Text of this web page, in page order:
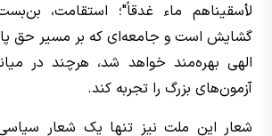
لأسقیناهم ماء غدقاً"؛ استقامت،
گشایش است و جامعه‌ای که بر مسیر حق
الهی بهره‌مند خواهد شد، هرچند در
آزمون‌های بزرگ را تجربه کند.
شعار این ملت نیز تنها یک شعار